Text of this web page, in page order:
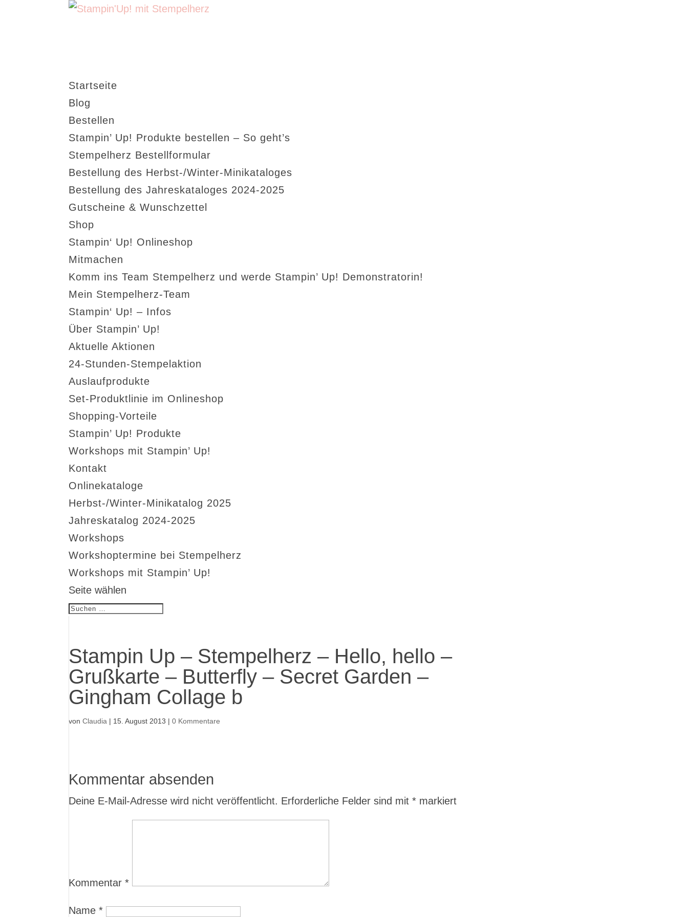
Startseite
Blog
Bestellen
Stampin’ Up! Produkte bestellen – So geht’s
Stempelherz Bestellformular
Bestellung des Herbst-/Winter-Minikataloges
Bestellung des Jahreskataloges 2024-2025
Gutscheine & Wunschzettel
Shop
Stampin‘ Up! Onlineshop
Mitmachen
Komm ins Team Stempelherz und werde Stampin’ Up! Demonstratorin!
Mein Stempelherz-Team
Stampin‘ Up! – Infos
Über Stampin’ Up!
Aktuelle Aktionen
24-Stunden-Stempelaktion
Auslaufprodukte
Set-Produktlinie im Onlineshop
Shopping-Vorteile
Stampin’ Up! Produkte
Workshops mit Stampin’ Up!
Kontakt
Onlinekataloge
Herbst-/Winter-Minikatalog 2025
Jahreskatalog 2024-2025
Workshops
Workshoptermine bei Stempelherz
Workshops mit Stampin’ Up!
Seite wählen
Stampin Up – Stempelherz – Hello, hello –
Grußkarte – Butterfly – Secret Garden –
Gingham Collage b
vonClaudia | 15. August 2013 |0 Kommentare
Kommentar absenden
Deine E-Mail-Adresse wird nicht veröffentlicht. Erforderliche Felder sind mit* markiert
Kommentar*
Name*